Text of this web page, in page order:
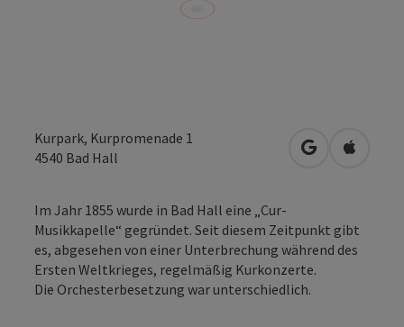
Kurpark, Kurpromenade 1
4540 Bad Hall in Google
in
Im Jahr 1855 wurde in Bad Hall eine „Cur-
Musikkapelle“ gegründet. Seit diesem Zeitpunkt gibt
es, abgesehen von einer Unterbrechung während des
Ersten Weltkrieges, regelmäßig Kurkonzerte.
Die Orchesterbesetzung war unterschiedlich.